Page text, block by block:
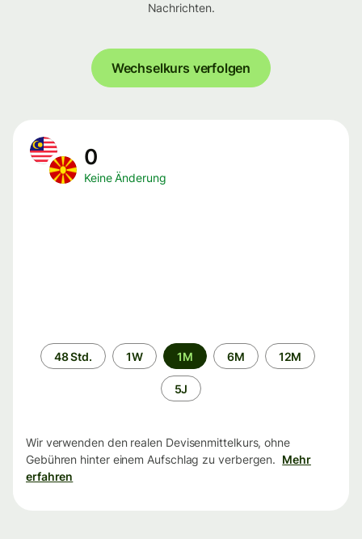
Nachrichten.
Wechselkurs verfolgen
0
Keine Änderung
Zeitraum
48 Std. 1W 1M 6M 12M
5J
Wir verwenden den realen Devisenmittelkurs, ohne
Gebühren hinter einem Aufschlag zu verbergen. Mehr
erfahren